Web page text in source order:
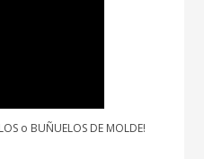
o BUÑUELOS DE MOLDE!